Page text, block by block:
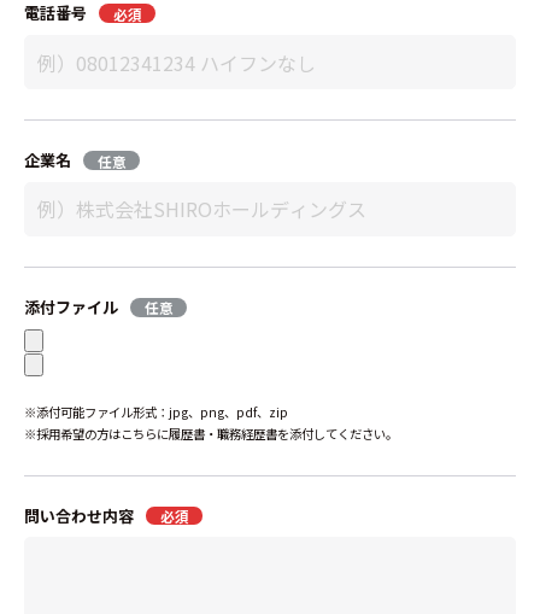
電話番号 必須
企業名 任意
添付ファイル 任意
※添付可能ファイル形式：jpg、png、pdf、zip
※採用希望の方はこちらに履歴書・職務経歴書を添付してください。
問い合わせ内容 必須